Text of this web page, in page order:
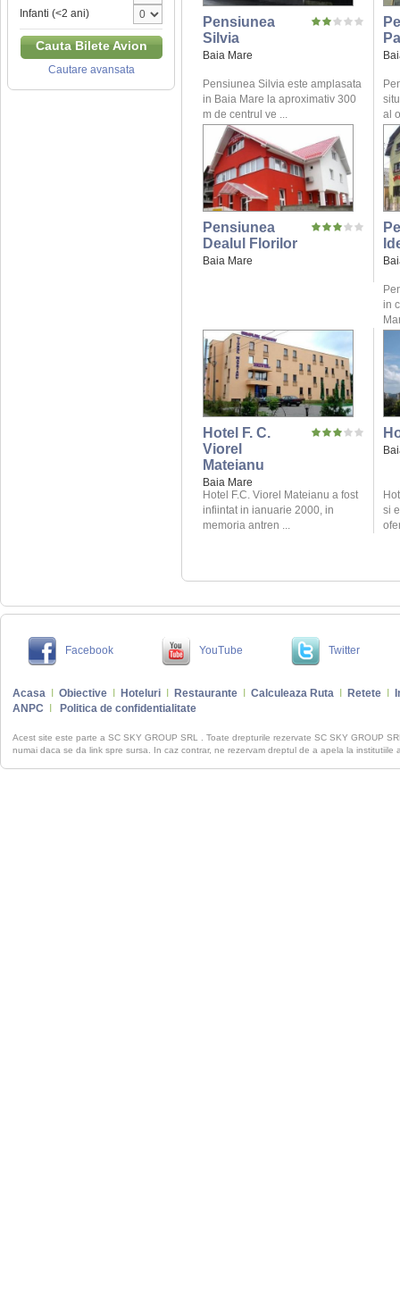
Infanti (<2 ani)
Cauta Bilete Avion
Cautare avansata
Pensiunea
Silvia
Baia Mare
Pensiunea Silvia este amplasata
in Baia Mare la aproximativ 300
m de centrul ve ...
al
Pensiunea
Dealul Florilor
Baia Mare
in
Hotel F. C.
Viorel
Mateianu
Baia Mare
Hotel F.C. Viorel Mateianu a fost
infiintat in ianuarie 2000, in
memoria antren ...
si
Facebook YouTube Twitter
Acasa Obiective Hoteluri Restaurante Calculeaza Ruta Retete
ANPC
Politica de confidentialitate
Acest site este parte a SC SKY GROUP SRL . Toate drepturile rezervate SC SKY GROUP
numai daca se da link spre sursa. In caz contrar, ne rezervam dreptul de a apela la institutiile